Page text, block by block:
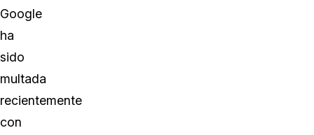
Google
ha
sido
multada
recientemente
con